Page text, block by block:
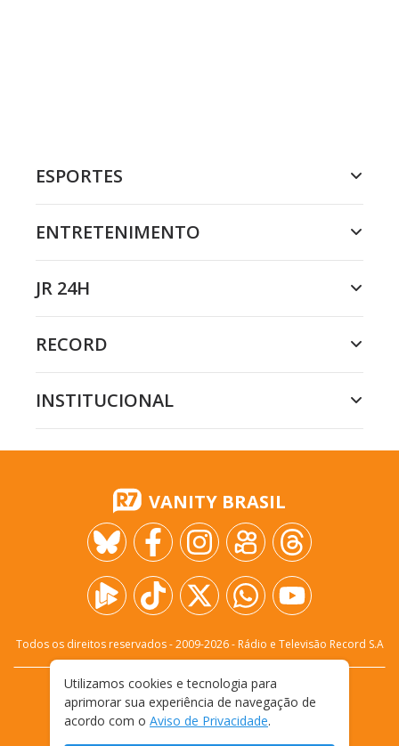
ESPORTES
ENTRETENIMENTO
JR 24H
RECORD
INSTITUCIONAL
VANITY BRASIL
Todos os direitos reservados - 2009-2026- Rádio e Televisão Record S.A
FALE CONOSCO
PRIVACIDADE
TERMOS E CONDIÇÕES DE USO
Utilizamos cookies e tecnologia para
aprimorar sua experiência de navegação de
acordo com o Aviso de Privacidade.